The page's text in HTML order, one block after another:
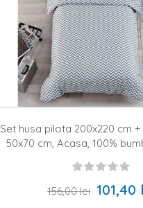
Set husa pilota 200x220 cm
50x70 cm, Acasa, 100%
156,00 lei 101,40